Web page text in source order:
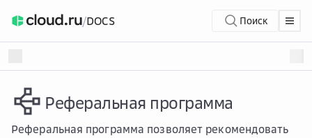
/DOCS Поиск
Реферальная программа
Реферальная программа позволяет рекомендовать